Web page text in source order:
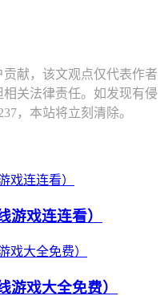
献，该文观点仅代表作者
关法律责任。如发现有侵
，本站将立刻清除。
游戏连连看）
游戏大全免费）